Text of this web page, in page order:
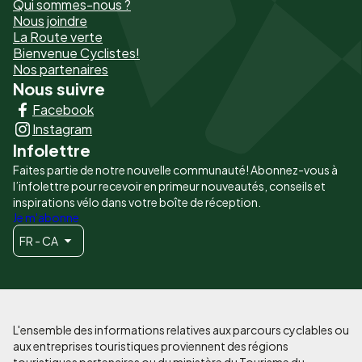
de
page
-
Liens
principaux
Qui sommes-nous ?
Nous joindre
La Route verte
Bienvenue Cyclistes!
Nos partenaires
Nous suivre
Facebook
Instagram
Infolettre
Faites partie de notre nouvelle communauté! Abonnez-vous à
l’infolettre pour recevoir en primeur nouveautés, conseils et
inspirations vélo dans votre boîte de réception.
Je m'abonne
FR - CA
L'ensemble des informations relatives aux parcours cyclables ou
aux entreprises touristiques proviennent des régions